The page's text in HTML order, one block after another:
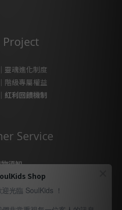
Project
靈魂進化制度
階級專屬權益
紅利回饋機制
Service
須知
物代購
後服務
Shop
迎光臨 SoulKids ！